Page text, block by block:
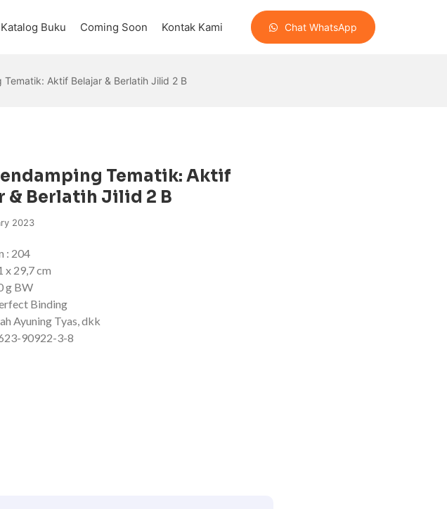
Katalog Buku Coming Soon Kontak Kami Chat WhatsApp
Tematik: Aktif Belajar & Berlatih Jilid 2 B
Tematik: Aktif
& Berlatih Jilid 2 B
2023
: 204
x 29,7 cm
g BW
Binding
Ayuning Tyas, dkk
90922-3-8